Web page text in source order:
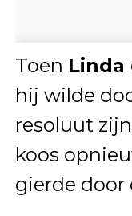
Toen Linda
hij wilde
resoluut
koos
gierde door